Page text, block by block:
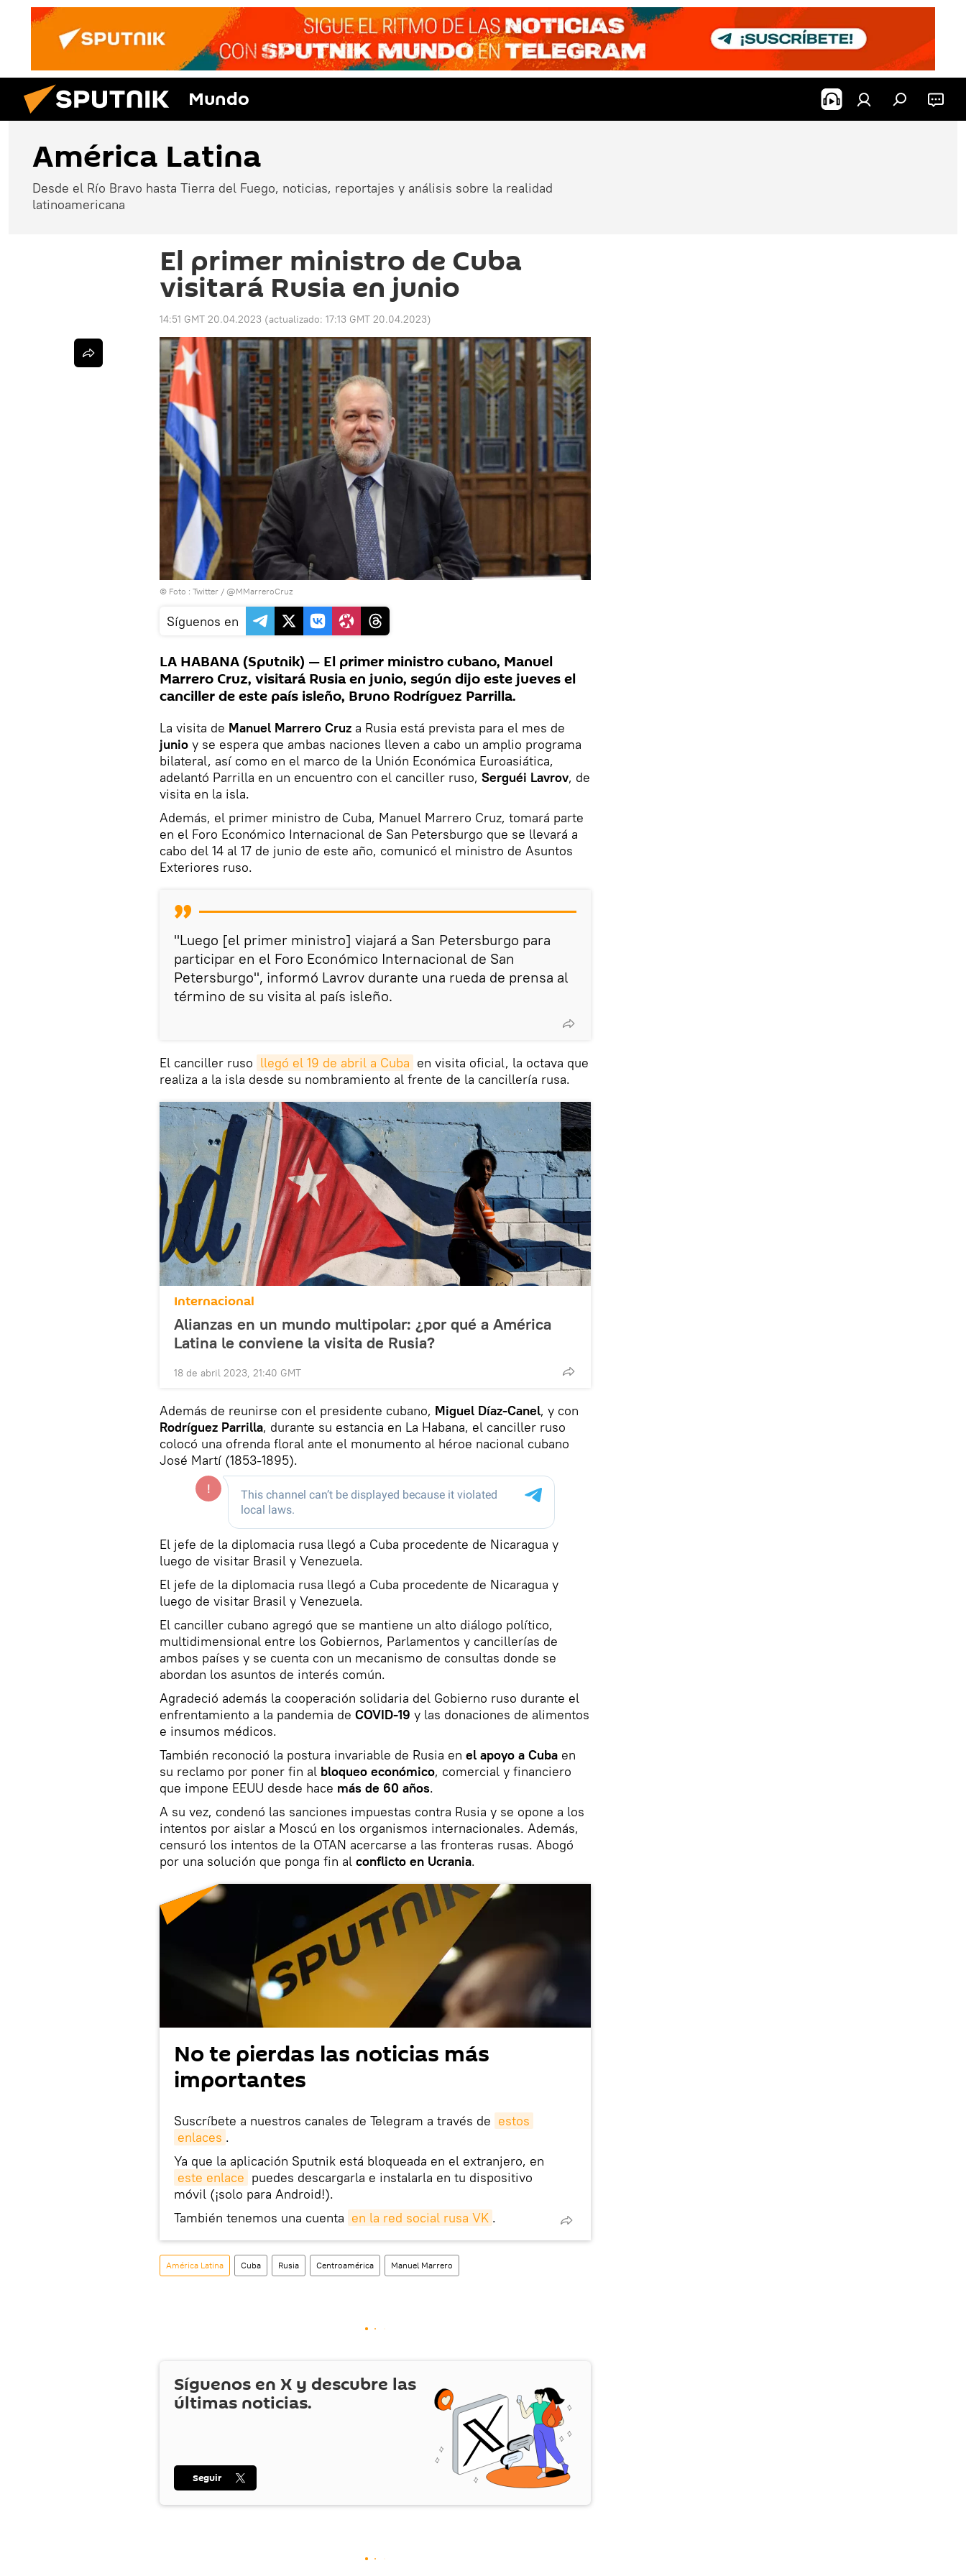
Mundo
América Latina
Desde el Río Bravo hasta Tierra del Fuego, noticias, reportajes y análisis sobre la realidad
latinoamericana
El primer ministro de Cuba
visitará Rusia en junio
14:51 GMT 20.04.2023 (actualizado: 17:13 GMT 20.04.2023)
© Foto : Twitter / @MMarreroCruz
Síguenos en
LA HABANA (Sputnik) — El primer ministro cubano, Manuel
Marrero Cruz, visitará Rusia en junio, según dijo este jueves el
canciller de este país isleño, Bruno Rodríguez Parrilla.
La visita de Manuel Marrero Cruz a Rusia está prevista para el mes de
junio y se espera que ambas naciones lleven a cabo un amplio programa
bilateral, así como en el marco de la Unión Económica Euroasiática,
adelantó Parrilla en un encuentro con el canciller ruso, Serguéi Lavrov, de
visita en la isla.
Además, el primer ministro de Cuba, Manuel Marrero Cruz, tomará parte
en el Foro Económico Internacional de San Petersburgo que se llevará a
cabo del 14 al 17 de junio de este año, comunicó el ministro de Asuntos
Exteriores ruso.
"Luego [el primer ministro] viajará a San Petersburgo para
participar en el Foro Económico Internacional de San
Petersburgo", informó Lavrov durante una rueda de prensa al
término de su visita al país isleño.
El canciller ruso llegó el 19 de abril a Cuba en visita oficial, la octava que
realiza a la isla desde su nombramiento al frente de la cancillería rusa.
Internacional
Alianzas en un mundo multipolar: ¿por qué a América
Latina le conviene la visita de Rusia?
18 de abril 2023, 21:40 GMT
Además de reunirse con el presidente cubano, Miguel Díaz-Canel, y con
Rodríguez Parrilla, durante su estancia en La Habana, el canciller ruso
colocó una ofrenda floral ante el monumento al héroe nacional cubano
José Martí (1853-1895).
El jefe de la diplomacia rusa llegó a Cuba procedente de Nicaragua y
luego de visitar Brasil y Venezuela.
El jefe de la diplomacia rusa llegó a Cuba procedente de Nicaragua y
luego de visitar Brasil y Venezuela.
El canciller cubano agregó que se mantiene un alto diálogo político,
multidimensional entre los Gobiernos, Parlamentos y cancillerías de
ambos países y se cuenta con un mecanismo de consultas donde se
abordan los asuntos de interés común.
Agradeció además la cooperación solidaria del Gobierno ruso durante el
enfrentamiento a la pandemia de COVID-19 y las donaciones de alimentos
e insumos médicos.
También reconoció la postura invariable de Rusia en el apoyo a Cuba en
su reclamo por poner fin al bloqueo económico, comercial y financiero
que impone EEUU desde hace más de 60 años.
A su vez, condenó las sanciones impuestas contra Rusia y se opone a los
intentos por aislar a Moscú en los organismos internacionales. Además,
censuró los intentos de la OTAN acercarse a las fronteras rusas. Abogó
por una solución que ponga fin al conflicto en Ucrania.
No te pierdas las noticias más
importantes
Suscríbete a nuestros canales de Telegram a través de estos
enlaces .
Ya que la aplicación Sputnik está bloqueada en el extranjero, en
este enlace puedes descargarla e instalarla en tu dispositivo
móvil (¡solo para Android!).
También tenemos una cuenta en la red social rusa VK .
América Latina Cuba Rusia Centroamérica Manuel Marrero
Síguenos en X y descubre las
últimas noticias.
Seguir